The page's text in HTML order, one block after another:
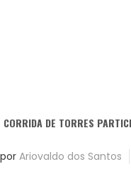
CORRIDA DE TORRES
Ariovaldo dos Santos